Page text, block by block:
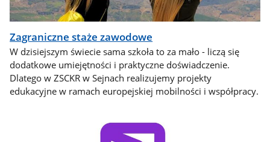
Zagraniczne staże zawodowe
W dzisiejszym świecie sama szkoła to za mało - liczą się
dodatkowe umiejętności i praktyczne doświadczenie.
Dlatego w ZSCKR w Sejnach realizujemy projekty
edukacyjne w ramach europejskiej mobilności i współpracy.